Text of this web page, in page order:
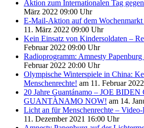
Aktion zum Internationalen Tag
März 2022 09:00 Uhr
E-Mail-Aktion auf dem Wochenmarkt
11. März 2022 09:00 Uhr
Kein Einsatz von Kindersoldaten –
Februar 2022 09:00 Uhr
Radioprogramm: Amnesty Papenburg
Februar 2022 20:00 Uhr
Olympische Winterspiele in China:
Menschenrechte! am 11. Februar
20 Jahre Guantánamo – JOE BIDEN
GUANTÀNAMO NOW! am 14.
Licht an für Menschenrechte –
11. Dezember 2021 16:00 Uhr